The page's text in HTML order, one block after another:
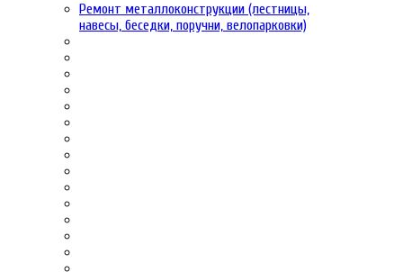
Ремонт металлоконструкции (лестницы,
навесы, беседки, поручни, велопарковки)